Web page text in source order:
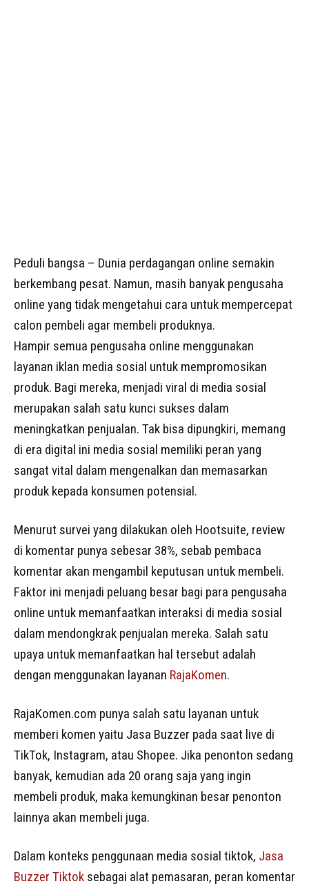
Peduli bangsa – Dunia perdagangan online semakin
berkembang pesat. Namun, masih banyak pengusaha
online yang tidak mengetahui cara untuk mempercepat
calon pembeli agar membeli produknya.
Hampir semua pengusaha online menggunakan
layanan iklan media sosial untuk mempromosikan
produk. Bagi mereka, menjadi viral di media sosial
merupakan salah satu kunci sukses dalam
meningkatkan penjualan. Tak bisa dipungkiri, memang
di era digital ini media sosial memiliki peran yang
sangat vital dalam mengenalkan dan memasarkan
produk kepada konsumen potensial.
Menurut survei yang dilakukan oleh Hootsuite, review
di komentar punya sebesar 38%, sebab pembaca
komentar akan mengambil keputusan untuk membeli.
Faktor ini menjadi peluang besar bagi para pengusaha
online untuk memanfaatkan interaksi di media sosial
dalam mendongkrak penjualan mereka. Salah satu
upaya untuk memanfaatkan hal tersebut adalah
dengan menggunakan layanan RajaKomen.
RajaKomen.com punya salah satu layanan untuk
memberi komen yaitu Jasa Buzzer pada saat live di
TikTok, Instagram, atau Shopee. Jika penonton sedang
banyak, kemudian ada 20 orang saja yang ingin
membeli produk, maka kemungkinan besar penonton
lainnya akan membeli juga.
Dalam konteks penggunaan media sosial tiktok, Jasa
Buzzer Tiktok sebagai alat pemasaran, peran komentar